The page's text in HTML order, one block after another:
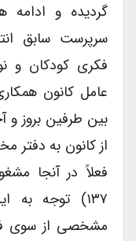
گردیده و ادامه
سرپرست سابق
فکری کودکان و
عامل کانون
بین طرفین بروز و
از کانون به دفتر
۱۳۷) توجه به
مشخصی از سوی